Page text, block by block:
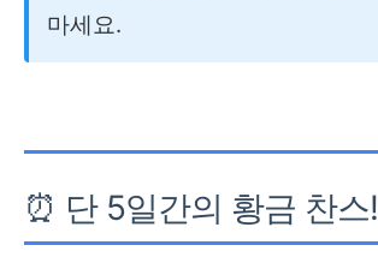
마세요.
⏰ 단 5일간의 황금 찬스!